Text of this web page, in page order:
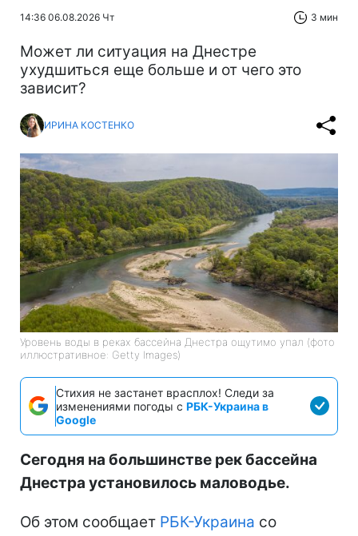
14:36 06.08.2026 Чт 3 мин
Может ли ситуация на Днестре
ухудшиться еще больше и от чего это
зависит?
ИРИНА КОСТЕНКО
Уровень воды в реках бассейна Днестра ощутимо упал (фото
иллюстративное: Getty Images)
Стихия не застанет врасплох! Следи за
изменениями погоды с РБК-Украина в
Google
Сегодня на большинстве рек бассейна
Днестра установилось маловодье.
Об этом сообщает РБК-Украина со